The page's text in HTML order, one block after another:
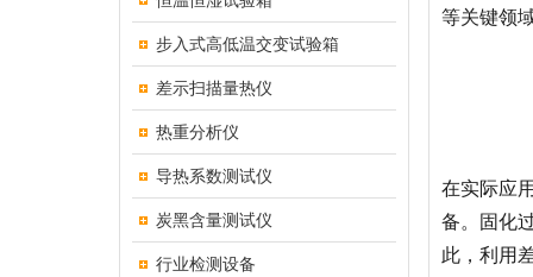
步入式高低温交变试验箱
差示扫描量热仪
热重分析仪
导热系数测试仪
炭黑含量测试仪
行业检测设备
等关键领
在实际应
备。固化
此，利用